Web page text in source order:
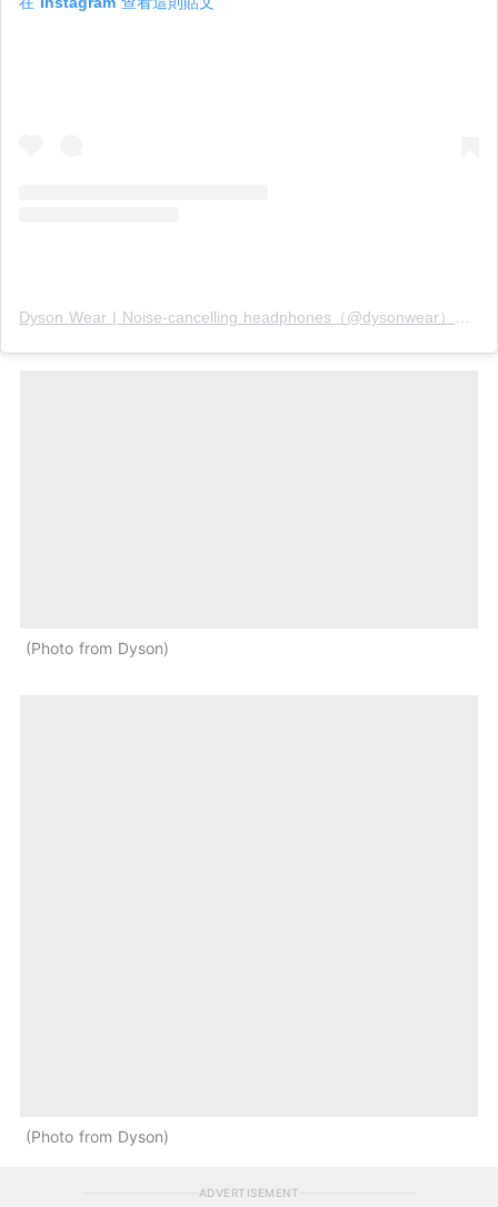
Photo from Dyson
Photo from Dyson
ADVERTISEMENT